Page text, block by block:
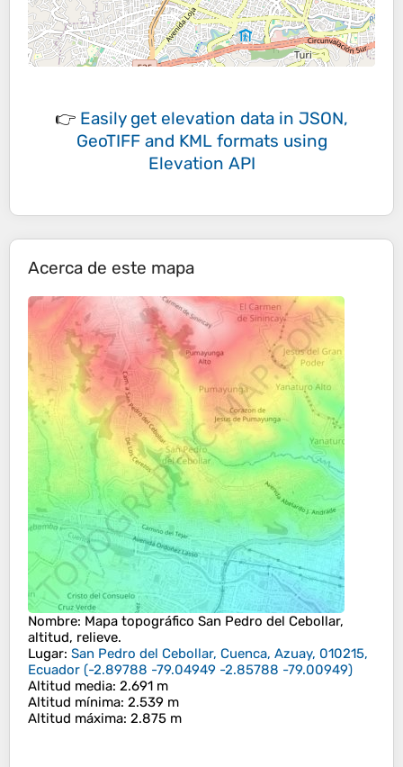
👉 Easily get elevation data in JSON,
GeoTIFF and KML formats using
Elevation API
Acerca de este mapa
Nombre: Mapa topográfico San Pedro del Cebollar,
altitud, relieve.
Lugar: San Pedro del Cebollar, Cuenca, Azuay, 010215,
Ecuador (-2.89788 -79.04949 -2.85788 -79.00949)
Altitud media: 2.691 m
Altitud mínima: 2.539 m
Altitud máxima: 2.875 m